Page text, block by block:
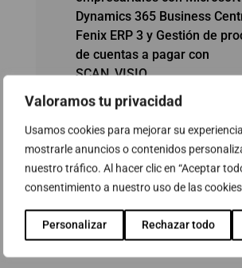
Valoramos tu privacidad
Usamos cookies para mejorar su
mostrarle anuncios o contenidos
nuestro tráfico. Al hacer clic en “Aceptar
consentimiento a nuestro uso de las
Personalizar Rechazar todo
Dynamics 365 Business
Fenix ERP 3 y Gestión de
de cuentas a pagar con
SCAN_VISIO
LS Express
Microsoft Dynamics 365
Central